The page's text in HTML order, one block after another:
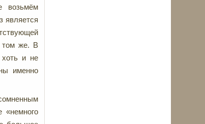
возьмём
является
том же. В
хоть и не
именно
«немного